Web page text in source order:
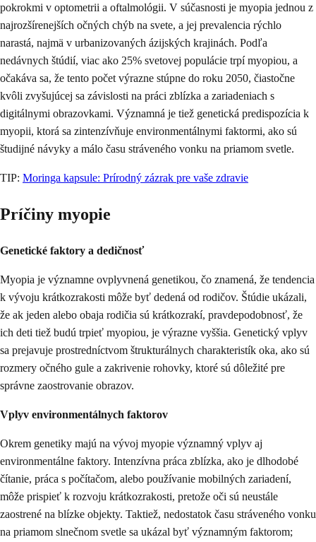
pokrokmi v optometrii a oftalmológii. V súčasnosti je myopia jednou z
najrozšírenejších očných chýb na svete, a jej prevalencia rýchlo
narastá, najmä v urbanizovaných ázijských krajinách. Podľa
nedávnych štúdií, viac ako 25% svetovej populácie trpí myopiou, a
očakáva sa, že tento počet výrazne stúpne do roku 2050, čiastočne
kvôli zvyšujúcej sa závislosti na práci zblízka a zariadeniach s
digitálnymi obrazovkami. Významná je tiež genetická predispozícia k
myopii, ktorá sa zintenzívňuje environmentálnymi faktormi, ako sú
študijné návyky a málo času stráveného vonku na priamom svetle.
TIP: Moringa kapsule: Prírodný zázrak pre vaše zdravie
Príčiny myopie
Genetické faktory a dedičnosť
Myopia je významne ovplyvnená genetikou, čo znamená, že tendencia
k vývoju krátkozrakosti môže byť dedená od rodičov. Štúdie ukázali,
že ak jeden alebo obaja rodičia sú krátkozrakí, pravdepodobnosť, že
ich deti tiež budú trpieť myopiou, je výrazne vyššia. Genetický vplyv
sa prejavuje prostredníctvom štrukturálnych charakteristík oka, ako sú
rozmery očného gule a zakrivenie rohovky, ktoré sú dôležité pre
správne zaostrovanie obrazov.
Vplyv environmentálnych faktorov
Okrem genetiky majú na vývoj myopie významný vplyv aj
environmentálne faktory. Intenzívna práca zblízka, ako je dlhodobé
čítanie, práca s počítačom, alebo používanie mobilných zariadení,
môže prispieť k rozvoju krátkozrakosti, pretože oči sú neustále
zaostrené na blízke objekty. Taktiež, nedostatok času stráveného vonku
na priamom slnečnom svetle sa ukázal byť významným faktorom;